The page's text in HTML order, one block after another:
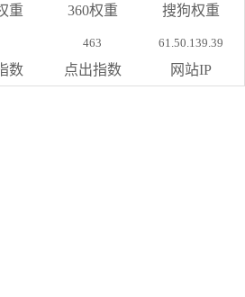
重 360权重 搜狗权重
数
463
点出指数
61.50.139.39
网站IP